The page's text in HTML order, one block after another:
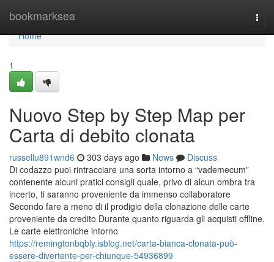
bookmarksea
Home
Home
1
Nuovo Step by Step Map per
Carta di debito clonata
russellu891wnd6 303 days ago News
Discuss
Di codazzo puoi rintracciare una sorta intorno a “vademecum”
contenente alcuni pratici consigli quale, privo di alcun ombra tra
incerto, ti saranno proveniente da immenso collaboratore
Secondo fare a meno di il prodigio della clonazione delle carte
proveniente da credito Durante quanto riguarda gli acquisti offline.
Le carte elettroniche intorno
https://remingtonbqbly.isblog.net/carta-bianca-clonata-può-
essere-divertente-per-chiunque-54936899